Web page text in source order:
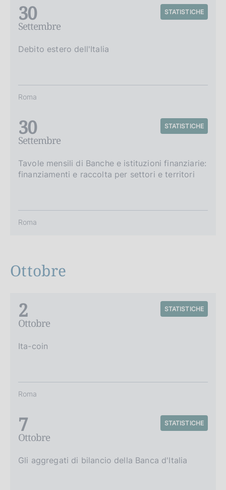
30
Settembre
STATISTICHE
Debito estero dell'Italia
Roma
30
Settembre
STATISTICHE
Tavole mensili di Banche e istituzioni finanziarie:
finanziamenti e raccolta per settori e territori
Roma
Ottobre
2
Ottobre
STATISTICHE
Ita-coin
Roma
7
Ottobre
STATISTICHE
Gli aggregati di bilancio della Banca d'Italia